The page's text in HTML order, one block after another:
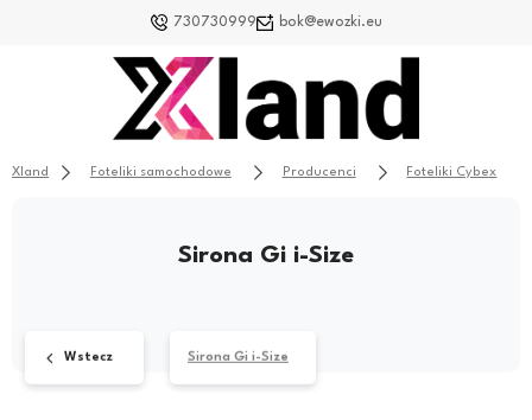
730730999 bok@ewozki.eu
Xland Foteliki samochodowe Producenci Foteliki Cybex
Sirona Gi i-Size
Wstecz Sirona Gi i-Size